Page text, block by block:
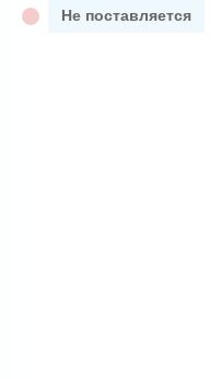
Не поставляется